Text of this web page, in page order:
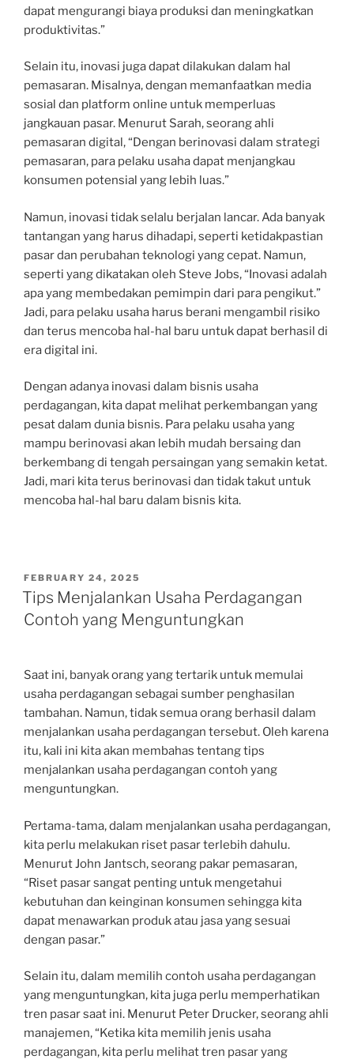
dapat mengurangi biaya produksi dan meningkatkan
produktivitas.”
Selain itu, inovasi juga dapat dilakukan dalam hal
pemasaran. Misalnya, dengan memanfaatkan media
sosial dan platform online untuk memperluas
jangkauan pasar. Menurut Sarah, seorang ahli
pemasaran digital, “Dengan berinovasi dalam strategi
pemasaran, para pelaku usaha dapat menjangkau
konsumen potensial yang lebih luas.”
Namun, inovasi tidak selalu berjalan lancar. Ada banyak
tantangan yang harus dihadapi, seperti ketidakpastian
pasar dan perubahan teknologi yang cepat. Namun,
seperti yang dikatakan oleh Steve Jobs, “Inovasi adalah
apa yang membedakan pemimpin dari para pengikut.”
Jadi, para pelaku usaha harus berani mengambil risiko
dan terus mencoba hal-hal baru untuk dapat berhasil di
era digital ini.
Dengan adanya inovasi dalam bisnis usaha
perdagangan, kita dapat melihat perkembangan yang
pesat dalam dunia bisnis. Para pelaku usaha yang
mampu berinovasi akan lebih mudah bersaing dan
berkembang di tengah persaingan yang semakin ketat.
Jadi, mari kita terus berinovasi dan tidak takut untuk
mencoba hal-hal baru dalam bisnis kita.
POSTED
ON
FEBRUARY 24, 2025
Tips Menjalankan Usaha Perdagangan
Contoh yang Menguntungkan
Saat ini, banyak orang yang tertarik untuk memulai
usaha perdagangan sebagai sumber penghasilan
tambahan. Namun, tidak semua orang berhasil dalam
menjalankan usaha perdagangan tersebut. Oleh karena
itu, kali ini kita akan membahas tentang tips
menjalankan usaha perdagangan contoh yang
menguntungkan.
Pertama-tama, dalam menjalankan usaha perdagangan,
kita perlu melakukan riset pasar terlebih dahulu.
Menurut John Jantsch, seorang pakar pemasaran,
“Riset pasar sangat penting untuk mengetahui
kebutuhan dan keinginan konsumen sehingga kita
dapat menawarkan produk atau jasa yang sesuai
dengan pasar.”
Selain itu, dalam memilih contoh usaha perdagangan
yang menguntungkan, kita juga perlu memperhatikan
tren pasar saat ini. Menurut Peter Drucker, seorang ahli
manajemen, “Ketika kita memilih jenis usaha
perdagangan, kita perlu melihat tren pasar yang